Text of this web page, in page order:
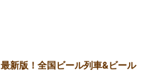
新版！全国ビール列車&ビール